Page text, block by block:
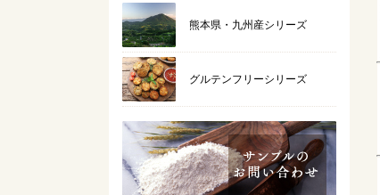
熊本県・九州産シリーズ
グルテンフリーシリーズ